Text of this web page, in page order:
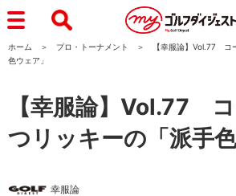
ホーム プロ・トーナメント
【幸服論】Vol.77 コ
色ウェア」
【幸服論】Vol.77
つリッキーの「派手色
幸服論